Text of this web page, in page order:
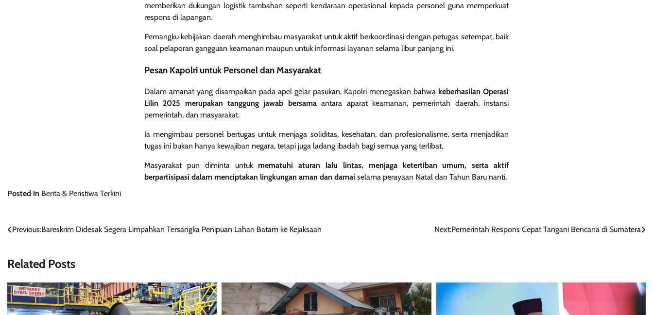
memberikan dukungan logistik tambahan seperti kendaraan operasional kepada personel guna memperkuat
respons di lapangan.
Pemangku kebijakan daerah menghimbau masyarakat untuk aktif berkoordinasi dengan petugas setempat, baik
soal pelaporan gangguan keamanan maupun untuk informasi layanan selama libur panjang ini.
Pesan Kapolri untuk Personel dan Masyarakat
Dalam amanat yang disampaikan pada apel gelar pasukan, Kapolri menegaskan bahwa keberhasilan Operasi
Lilin 2025 merupakan tanggung jawab bersamaantara aparat keamanan, pemerintah daerah, instansi
pemerintah, dan masyarakat.
Ia mengimbau personel bertugas untuk menjaga soliditas, kesehatan, dan profesionalisme, serta menjadikan
tugas ini bukan hanya kewajiban negara, tetapi juga ladang ibadah bagi semua yang terlibat.
Masyarakat pun diminta untuk mematuhi aturan lalu lintas, menjaga ketertiban umum, serta aktif
berpartisipasi dalam menciptakan lingkungan aman dan damai selama perayaan Natal dan Tahun Baru nanti.
Posted in Berita & Peristiwa Terkini
Navigasi
Previous:Bareskrim Didesak Segera Limpahkan Tersangka Penipuan Lahan Batam ke Kejaksaan Next:Pemerintah Respons Cepat Tangani Bencana di Sumatera
Related Posts